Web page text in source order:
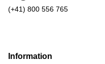
(+41) 800 556 765
Information